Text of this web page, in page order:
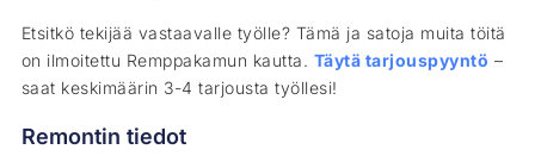
Etsitkö tekijää vastaavalle työlle? Tämä ja satoja muita töitä
on ilmoitettu Remppakamun kautta. Täytä tarjouspyyntö –
saat keskimäärin 3-4 tarjousta työllesi!
Remontin tiedot